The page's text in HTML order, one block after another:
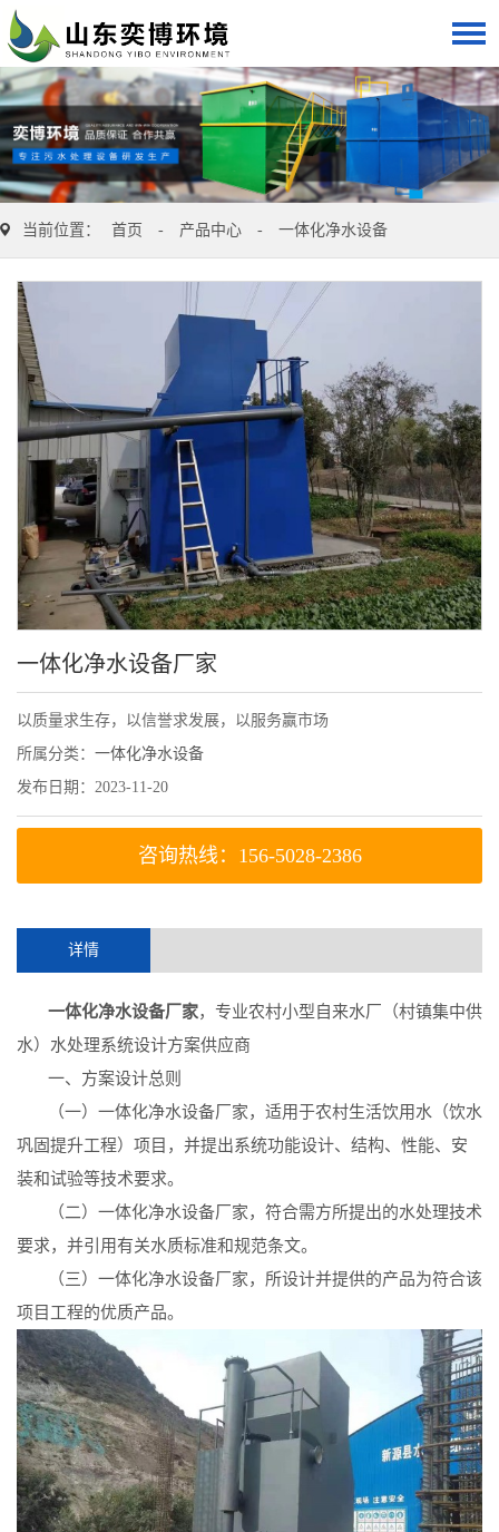
当前位置： 首页 - 产品中心 - 一体化净水设备
一体化净水设备厂家
以质量求生存，以信誉求发展，以服务赢市场
所属分类： 一体化净水设备
发布日期：2023-11-20
咨询热线：156-5028-2386
详情
一体化净水设备厂家，专业农村小型自来水厂（村镇集中供
水）水处理系统设计方案供应商
一、方案设计总则
（一）一体化净水设备厂家，适用于农村生活饮用水（饮水
巩固提升工程）项目，并提出系统功能设计、结构、性能、安
装和试验等技术要求。
（二）一体化净水设备厂家，符合需方所提出的水处理技术
要求，并引用有关水质标准和规范条文。
（三）一体化净水设备厂家，所设计并提供的产品为符合该
项目工程的优质产品。